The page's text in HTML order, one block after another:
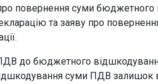
повернення суми бюджетного
та заяву про
до бюджетного
суми ПДВ залишок